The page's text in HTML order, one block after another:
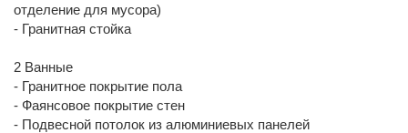
отделение для мусора)
- Гранитная стойка
2 Ванные
- Гранитное покрытие пола
- Фаянсовое покрытие стен
- Подвесной потолок из алюминиевых панелей